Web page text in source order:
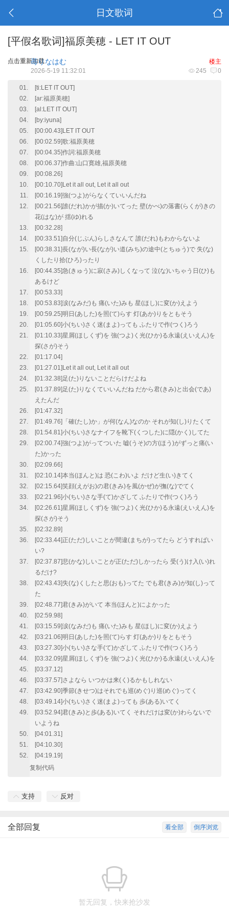
日文歌词
[平假名歌词]福原美穂 - LET IT OUT
点击重新加载 楼主
苺りなはむ
245 0
2026-5-19 11:32:01
[ti:LET IT OUT]
[ar:福原美穂]
[al:LET IT OUT]
[by:iyuna]
[00:00.43]LET IT OUT
[00:02.59]歌:福原美穂
[00:04.35]作詞:福原美穂
[00:06.37]作曲:山口寛雄,福原美穂
[00:08.26]
[00:10.70]Let it all out, Let it all out
[00:16.19]強(つよ)がらなくていいんだね
[00:21.56]誰(だれ)かが描(か)いてった 壁(かべ)の落書(らくが)きの
花(はな)が 揺(ゆ)れる
[00:32.28]
[00:33.51]自分(じぶん)らしさなんて 誰(だれ)もわからないよ
[00:38.31]長(なが)い長(なが)い道(みち)の途中(とちゅう)で 失(な)
くしたり拾(ひろ)ったり
[00:44.35]急(きゅう)に寂(さみ)しくなって 泣(な)いちゃう日(ひ)も
あるけど
[00:53.33]
[00:53.83]涙(なみだ)も 痛(いた)みも 星(ほし)に変(か)えよう
[00:59.25]明日(あした)を照(て)らす 灯(あか)りをともそう
[01:05.60]小(ちい)さく迷(まよ)っても ふたりで作(つく)ろう
[01:10.33]星屑(ほしくず)を 強(つよ)く光(ひか)る永遠(えいえん)を
探(さが)そう
[01:17.04]
[01:27.01]Let it all out, Let it all out
[01:32.38]足(た)りないことだらけだよね
[01:37.89]足(た)りなくていいんだね だから君(きみ)と出会(であ)
えたんだ
[01:47.32]
[01:49.76]「確(たし)か」が何(なん)なのか それが知(し)りたくて
[01:54.81]小(ちい)さなナイフを靴下(くつした)に隠(かく)してた
[02:00.74]強(つよ)がってついた 嘘(うそ)の方(ほう)がずっと痛(い
た)かった
[02:09.66]
[02:10.14]本当(ほんと)は 恐(こわ)いよ だけど生(い)きてく
[02:15.64]笑顔(えがお)の君(きみ)を風(かぜ)が撫(な)でてく
[02:21.96]小(ちい)さな手(て)かざして ふたりで作(つく)ろう
[02:26.61]星屑(ほしくず)を 強(つよ)く光(ひか)る永遠(えいえん)を
探(さが)そう
[02:32.89]
[02:33.44]正(ただ)しいことが間違(まちが)ってたら どうすればい
い?
[02:37.87]悲(かな)しいことが正(ただ)しかったら 受(う)け入(い)れ
るだけ?
[02:43.43]失(な)くしたと思(おも)ってた でも君(きみ)が知(し)って
た
[02:48.77]君(きみ)がいて 本当(ほんと)によかった
[02:59.98]
[03:15.59]涙(なみだ)も 痛(いた)みも 星(ほし)に変(か)えよう
[03:21.06]明日(あした)を照(て)らす 灯(あか)りをともそう
[03:27.30]小(ちい)さな手(て)かざして ふたりで作(つく)ろう
[03:32.09]星屑(ほしくず)を 強(つよ)く光(ひか)る永遠(えいえん)を
[03:37.12]
[03:37.57]さよなら いつかは来(く)るかもしれない
[03:42.90]季節(きせつ)はそれでも巡(めぐ)り巡(めぐ)ってく
[03:49.14]小(ちい)さく迷(まよ)っても 歩(ある)いてく
[03:52.94]君(きみ)と歩(ある)いてく それだけは変(か)わらないで
いようね
[04:01.31]
[04:10.30]
[04:19.19]
复制代码
支持 反对
倒序浏览
看全部
全部回复
暂无回复，快来抢沙发